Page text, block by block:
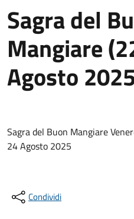
Sagra del
Mangiare
Agosto
Sagra del Buon Mangiare
24 Agosto 2025
Condividi